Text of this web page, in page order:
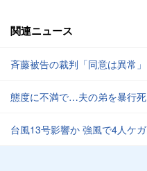
関連ニュース
斉藤被告の裁判「同意は異常」
態度に不満で…夫の弟を暴行死
台風13号影響か 強風で4人ケガ